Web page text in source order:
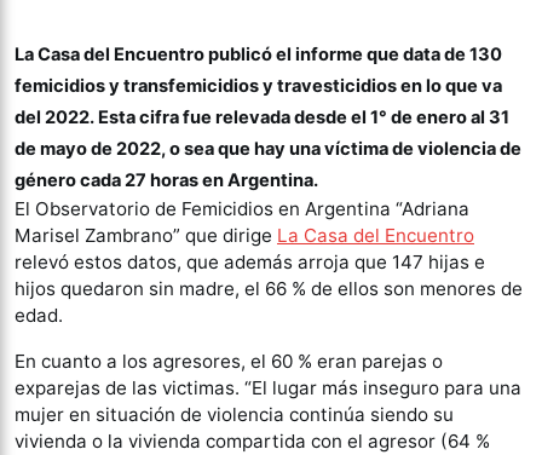
La Casa del Encuentro publicó el informe que data de 130
femicidios y transfemicidios y travesticidios en lo que va
del 2022. Esta cifra fue relevada desde el 1° de enero al 31
de mayo de 2022, o sea que hay una víctima de violencia de
género cada 27 horas en Argentina.
El Observatorio de Femicidios en Argentina “Adriana
Marisel Zambrano” que dirige La Casa del Encuentro
relevó estos datos, que además arroja que 147 hijas e
hijos quedaron sin madre, el 66 % de ellos son menores de
edad.
En cuanto a los agresores, el 60 % eran parejas o
exparejas de las victimas. “El lugar más inseguro para una
mujer en situación de violencia continúa siendo su
vivienda o la vivienda compartida con el agresor (64 %